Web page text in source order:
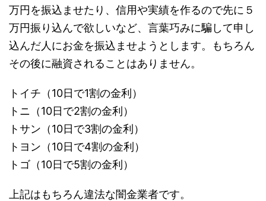
万円を振込ませたり、信用や実績を作るので先に５
万円振り込んで欲しいなど、言葉巧みに騙して申し
込んだ人にお金を振込ませようとします。もちろん
その後に融資されることはありません。
トイチ（10日で1割の金利）
トニ（10日で2割の金利）
トサン（10日で3割の金利）
トヨン（10日で4割の金利）
トゴ（10日で5割の金利）
上記はもちろん違法な闇金業者です。